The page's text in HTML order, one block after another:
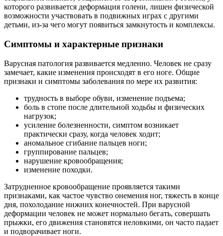
которого развивается деформация голени, лишен физической
возможности участвовать в подвижных играх с другими
детьми, из-за чего могут появиться замкнутость и комплексы.
Симптомы и характерные признаки
Варусная патология развивается медленно. Человек не сразу
замечает, какие изменения происходят в его ноге. Общие
признаки и симптомы заболевания по мере их развития:
трудность в выборе обуви, изменение подъема;
боль в стопе после длительной ходьбы и физических
нагрузок;
усиление болезненности, симптом возникает
практически сразу, когда человек ходит;
аномальное сгибание пальцев ноги;
группирование пальцев;
нарушение кровообращения;
изменение походки.
Затрудненное кровообращение проявляется такими
признаками, как частое чувство онемения ног, тяжесть в конце
дня, похолодание нижних конечностей. При варусной
деформации человек не может нормально бегать, совершать
прыжки, его движения становятся неловкими, он часто падает
и подворачивает ноги.